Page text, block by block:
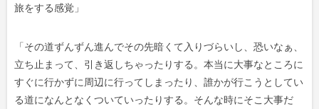
旅をする感覚」
「その道ずんずん進んでその先暗くて入りづらいし、恐いなぁ、
立ち止まって、引き返しちゃったりする。 本当に大事なところに
すぐに行かずに周辺に行ってしまったり、誰かが行こうとしてい
る道になんとなくついていったりする。そんな時にそこ大事だ